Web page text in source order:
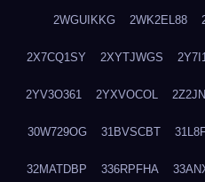
2WGUIKKG 2WK2EL88
2X7CQ1SY 2XYTJWGS
2YV3O361 2YXVOCOL
30W729OG 31BVSCBT
32MATDBP 336RPFHA